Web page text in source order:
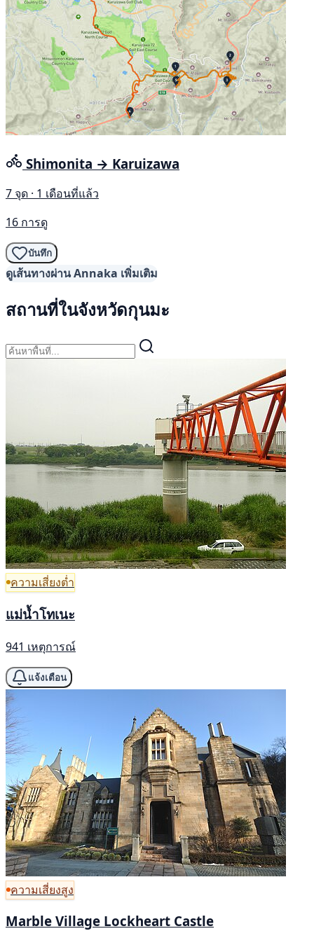
Shimonita → Karuizawa
7 จุด · 1 เดือนที่แล้ว
16 การดู
บันทึก
ดูเส้นทางผ่าน Annaka เพิ่มเติม
สถานที่ในจังหวัดกุนมะ
ความเสี่ยงต่ำ
แม่น้ำโทเนะ
941 เหตุการณ์
แจ้งเตือน
ความเสี่ยงสูง
Marble Village Lockheart Castle